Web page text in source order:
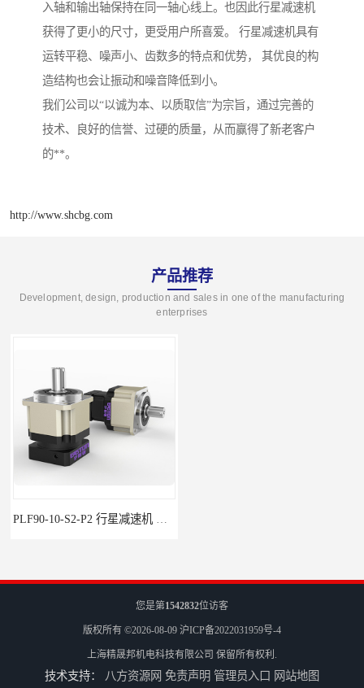
入轴和输出轴保持在同一轴心线上。也因此行星减速机
获得了更小的尺寸，更受用户所喜爱。 行星减速机具有
运转平稳、噪声小、齿数多的特点和优势， 其优良的构
造结构也会让振动和噪音降低到小。
我们公司以“以诚为本、以质取信”为宗旨，通过完善的
技术、良好的信誉、过硬的质量，从而赢得了新老客户
的**。
http://www.shcbg.com
产品推荐
Development, design, production and sales in one of the manufacturing
enterprises
您是第1542832位访客
版权所有 ©2026-08-09 沪ICP备2022031959号-4
上海精晟邦机电科技有限公司 保留所有权利.
技术支持： 八方资源网 免责声明 管理员入口 网站地图